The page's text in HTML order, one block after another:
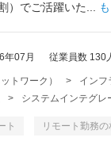
）でご活躍いた...
年07月 従業員数 130
トワーク） > インフ
> システムインテグレ
ト リモート勤務